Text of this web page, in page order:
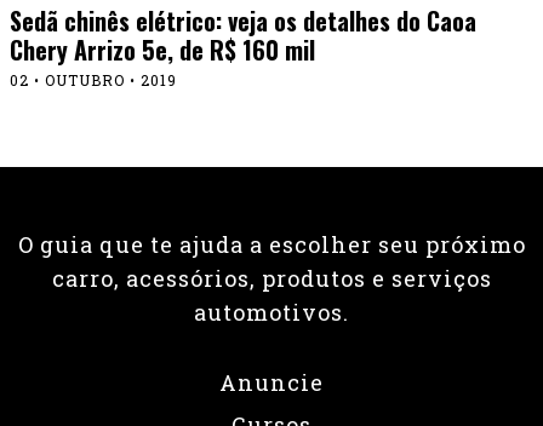
Sedã chinês elétrico: veja os detalhes do Caoa
Chery Arrizo 5e, de R$ 160 mil
02 • OUTUBRO • 2019
O guia que te ajuda a escolher seu próximo
carro, acessórios, produtos e serviços
automotivos.
Anuncie